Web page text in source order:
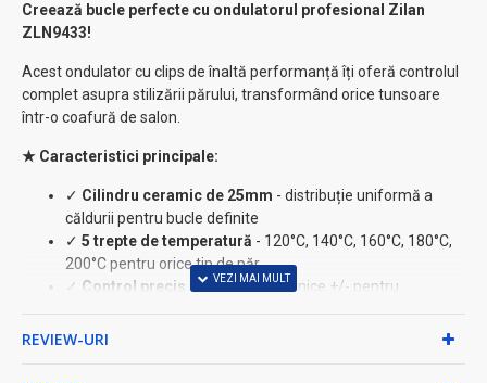
Creează bucle perfecte cu ondulatorul profesional Zilan
ZLN9433!
Acest ondulator cu clips de înaltă performanță îți oferă controlul
complet asupra stilizării părului, transformând orice tunsoare
într-o coafură de salon.
★ Caracteristici principale:
✓ Cilindru ceramic de 25mm - distribuție uniformă a
căldurii pentru bucle definite
✓ 5 trepte de temperatură - 120°C, 140°C, 160°C, 180°C,
200°C pentru orice tip de păr
✓ Control precis - butoane mecanice +/- pentru
✓ Clips integrat
REVIEW-URI